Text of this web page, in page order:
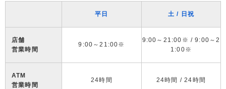
平日 土 / 日祝
店舗
営業時間
9:00～21:00※
9:00～21:00※ / 9:00～2
1:00※
ATM
営業時間
24時間 24時間 / 24時間